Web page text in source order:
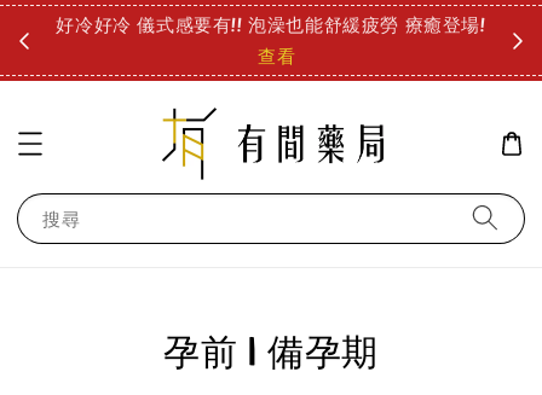
好冷好冷 儀式感要有!! 泡澡也能舒緩疲勞 療癒登場!
查看
搜尋
孕前 l 備孕期